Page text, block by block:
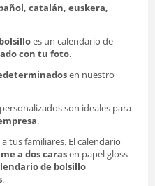
catalán, euskera,
es un calendario de
con tu foto.
en nuestro
son ideales para
.
tus familiares. El calendario
a dos carasen papel gloss
de bolsillo
.